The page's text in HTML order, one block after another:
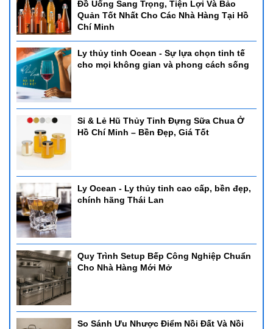
Đồ Uống Sang Trọng, Tiện Lợi Và Bảo
Quản Tốt Nhất Cho Các Nhà Hàng Tại Hồ
Chí Minh
Ly thủy tinh Ocean - Sự lựa chọn tinh tế
cho mọi không gian và phong cách sống
Sỉ & Lẻ Hũ Thủy Tinh Đựng Sữa Chua Ở
Hồ Chí Minh – Bền Đẹp, Giá Tốt
Ly Ocean - Ly thủy tinh cao cấp, bền đẹp,
chính hãng Thái Lan
Quy Trình Setup Bếp Công Nghiệp Chuẩn
Cho Nhà Hàng Mới Mở
So Sánh Ưu Nhược Điểm Nồi Đất Và Nồi